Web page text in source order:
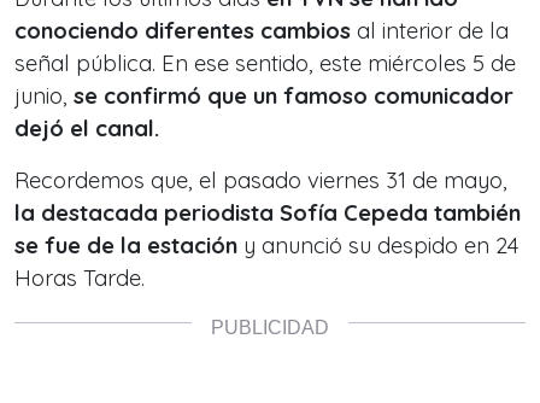
conociendo diferentes cambios al interior de la
señal pública. En ese sentido, este miércoles 5 de
junio, se confirmó que un famoso comunicador
dejó el canal.
Recordemos que, el pasado viernes 31 de mayo,
la destacada periodista Sofía Cepeda también
se fue de la estación y anunció su despido en 24
Horas Tarde.